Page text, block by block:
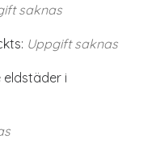
saknas
Uppgift saknas
i